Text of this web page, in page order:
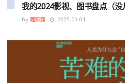
我的2024影视、图书盘点（没
by 魏知超 2025-01-01